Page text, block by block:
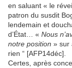
en saluant « le
patron du susdit
lendemain et
d’État… « Nous
notre position » sur
rien “ [AFP14déc].
Certes, après